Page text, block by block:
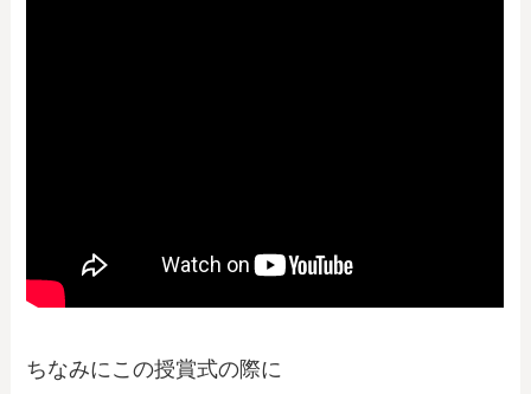
ちなみにこの授賞式の際に